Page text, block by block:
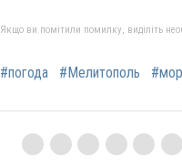
Якщо ви помітили помилку, виділіть
#погода #Мелитополь